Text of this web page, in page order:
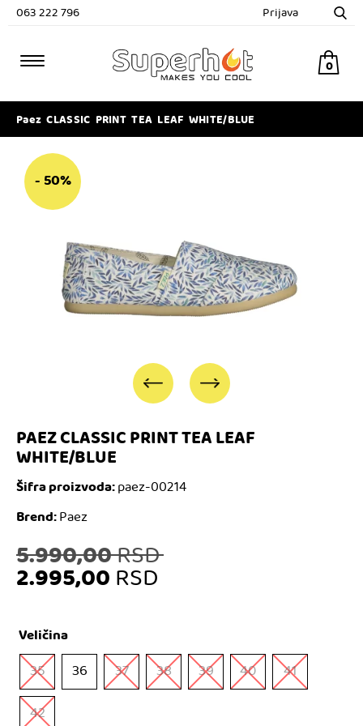
063 222 796 Prijava
Paez CLASSIC PRINT TEA LEAF WHITE/BLUE
- 50%
PAEZ CLASSIC PRINT TEA LEAF
WHITE/BLUE
Šifra proizvoda:paez-00214
Brend:Paez
5.990,00RSDOriginalna
bila:
2.995,00RSD
cena
je:
Veličina
35
36 37 38 39 40
41
42
0